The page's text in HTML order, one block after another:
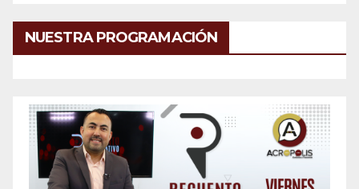
NUESTRA PROGRAMACIÓN